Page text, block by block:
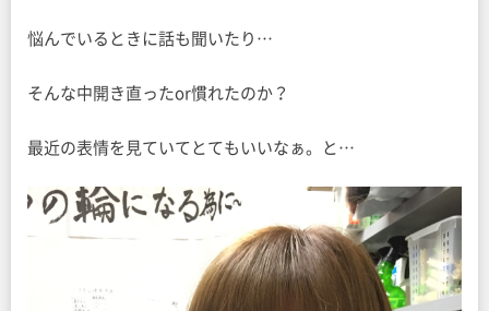
悩んでいるときに話も聞いたり…
そんな中開き直ったor慣れたのか？
最近の表情を見ていてとてもいいなぁ。と…